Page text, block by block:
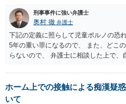
刑事事件に強い弁護士
奥村 徹 弁護士
下記の定義に照らして児童ポルノの恐
5年の重い罪になるので、 また、どこ
らないので、 弁護士に相談した上で
童の性的な部位（性器等若しくはその
う。）が露出され又は強調されている
させ又は刺激するもの
ホーム上での接触による痴漢疑
いて